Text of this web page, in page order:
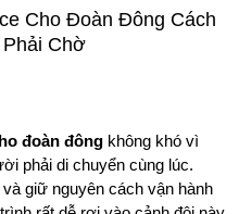
Cho Đoàn Đông Cách
Chờ
đoàn đông không khó vì
phải di chuyển cùng lúc.
giữ nguyên cách vận hành